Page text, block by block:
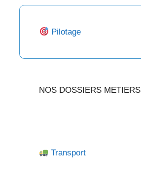
Pilotage
NOS DOSSIERS METIERS
Transport